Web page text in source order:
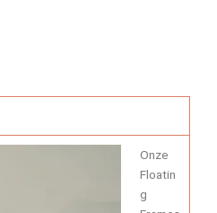
Onze
Floatin
g